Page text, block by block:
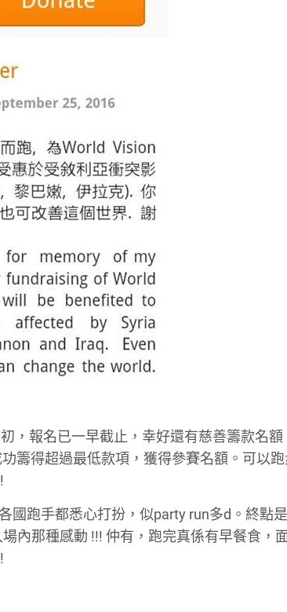
，報名已一早截止，幸好還有慈善籌款名額
籌得超過最低款項，獲得參賽名額。可以
國跑手都悉心打扮，似party run多d。終點
內那種感動 !!! 仲有，跑完真係有早餐食，